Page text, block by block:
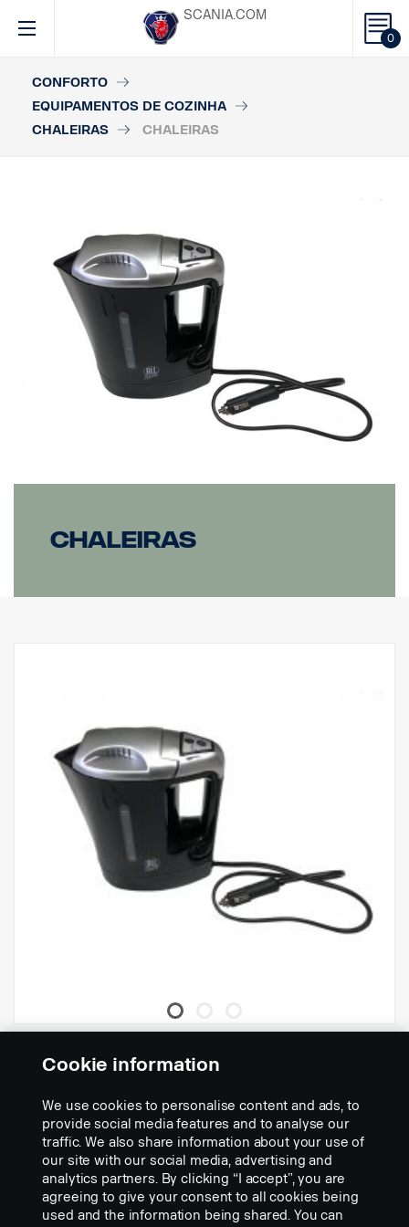
0
SCANIA.COM
CONFORTO
EQUIPAMENTOS DE COZINHA
CHALEIRAS
CHALEIRAS
Chaleiras
Chaleira
Part Description:
Quando você precisar de um bule de chá, uma xícara de café ou
uma caneca de sopa, esta chaleira será a solução certa. A
chaleira aprovada pela Scania é um produto de 24 V com
proteção contra superaquecimento e desligamento automático.
Características: 24 V. 300 W. 0,8 litro de capacidade. Botões
Cookie information
We use cookies to personalise content and ads, to
provide social media features and to analyse our
traffic. We also share information about your use of
our site with our social media, advertising and
analytics partners. By clicking “I accept”, you are
agreeing to give your consent to all cookies being
used and the information being shared. You can